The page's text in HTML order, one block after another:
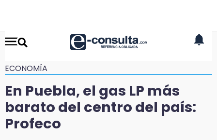
ECONOMÍA
En Puebla, el gas LP más
barato del centro del país:
Profeco